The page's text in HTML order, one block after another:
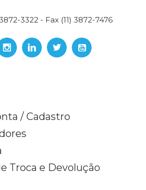
3872-3322 - Fax (11) 3872-7476
/ Cadastro
Troca e Devolução